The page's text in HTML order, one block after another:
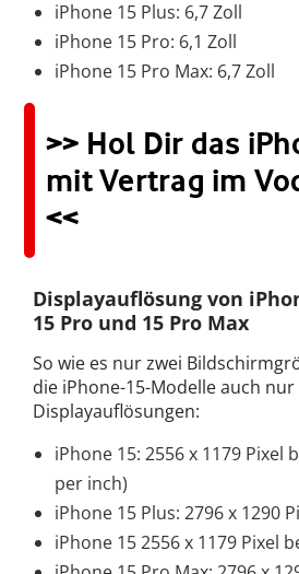
iPhone 15 Plus: 6,7 Zoll
iPhone 15 Pro: 6,1 Zoll
iPhone 15 Pro Max: 6,7 Zoll
>> Hol Dir das
mit Vertrag im
<<
Displayauflösung von
15 Pro und 15 Pro Max
So wie es nur zwei
die iPhone-15-Modelle auch nur
Displayauflösungen:
iPhone 15: 2556 x 1179 Pixel
per inch)
iPhone 15 Plus: 2796 x 1290
iPhone 15 2556 x 1179 Pixel